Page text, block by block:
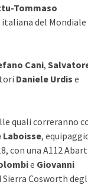
Tommaso
del Mondiale
Cani,
Daniele Urdis e
quali correranno
Laboisse,
con una A112
e Giovanni
Cosworth